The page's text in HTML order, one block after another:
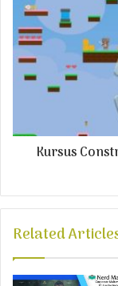
Kursus
Related